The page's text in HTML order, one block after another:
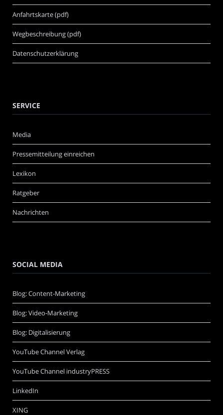
Anfahrtskarte (pdf)
Wegbeschreibung (pdf)
Datenschutzerklärung
SERVICE
Media
Pressemitteilung einreichen
Lexikon
Ratgeber
Nachrichten
SOCIAL MEDIA
Blog: Content-Marketing
Blog: Video-Marketing
Blog: Digitalisierung
YouTube Channel Verlag
YouTube Channel industryPRESS
LinkedIn
XING